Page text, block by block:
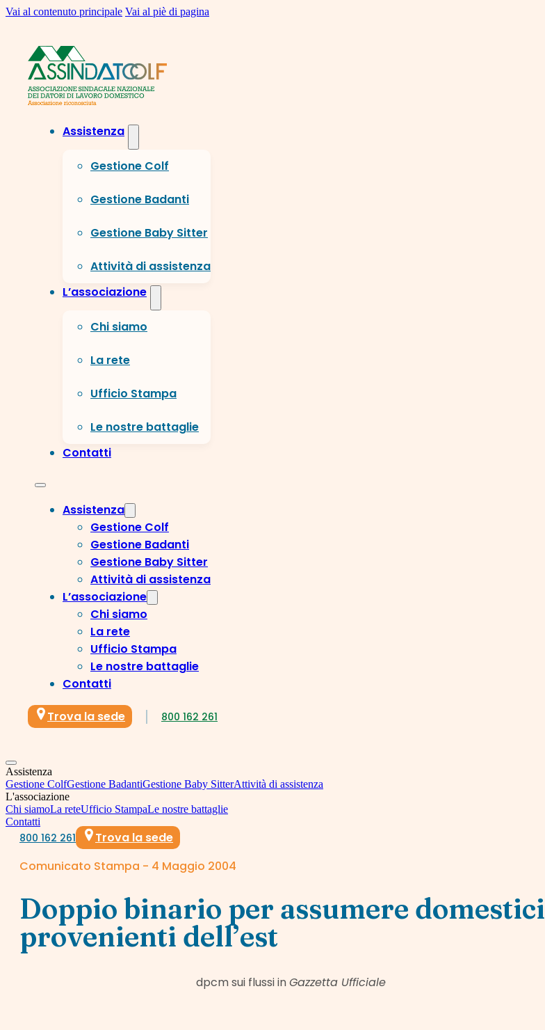
Vai al contenuto principale Vai al piè di pagina
Assistenza
Gestione Colf
Gestione Badanti
Gestione Baby Sitter
Attività di assistenza
L’associazione
Chi siamo
La rete
Ufficio Stampa
Le nostre battaglie
Contatti
Assistenza
Gestione Colf
Gestione Badanti
Gestione Baby Sitter
Attività di assistenza
L’associazione
Chi siamo
La rete
Ufficio Stampa
Le nostre battaglie
Contatti
Trova la sede 800 162 261
Assistenza
Gestione ColfGestione BadantiGestione Baby SitterAttività di assistenza
L'associazione
Chi siamoLa reteUfficio StampaLe nostre battaglie
Contatti
800 162 261
Trova la sede
Comunicato Stampa - 4 Maggio 2004
Doppio binario per assumere domestici
provenienti dell’est
dpcm sui flussi inGazzetta Ufficiale